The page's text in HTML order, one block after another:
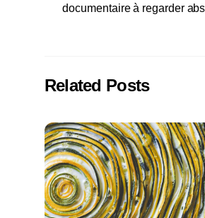
documentaire à regarder
Related Posts